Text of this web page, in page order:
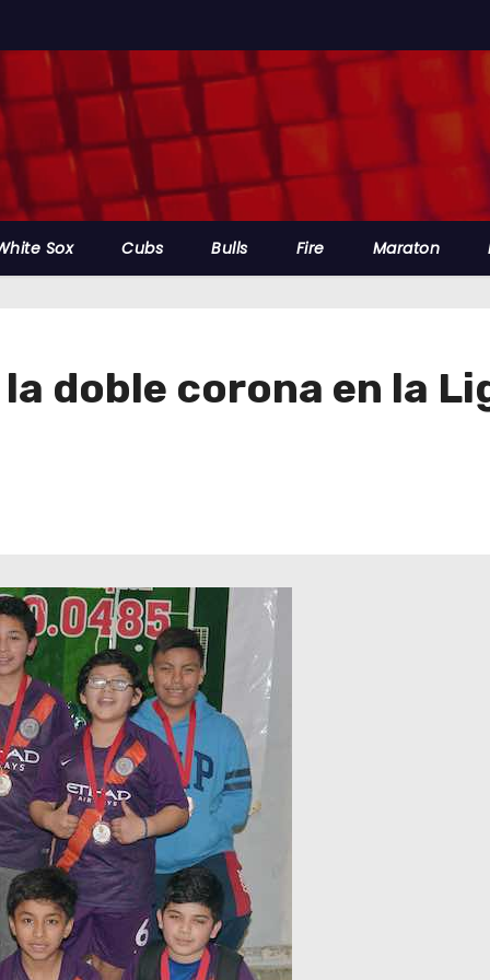
Sox Cubs Bulls Fire Maraton
doble corona en la